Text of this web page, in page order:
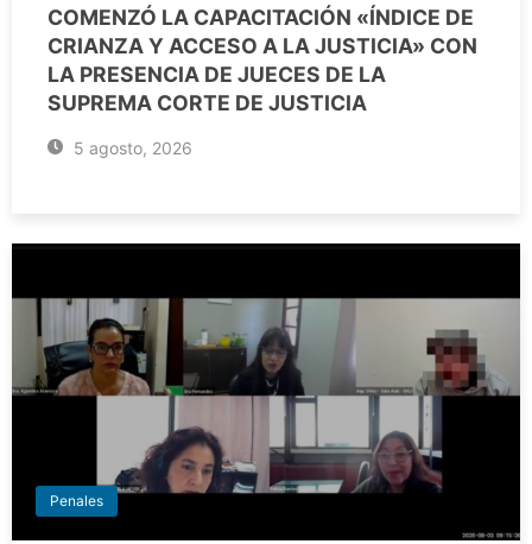
COMENZÓ LA CAPACITACIÓN «ÍNDICE DE
CRIANZA Y ACCESO A LA JUSTICIA» CON
LA PRESENCIA DE JUECES DE LA
SUPREMA CORTE DE JUSTICIA
5 agosto, 2026
Penales